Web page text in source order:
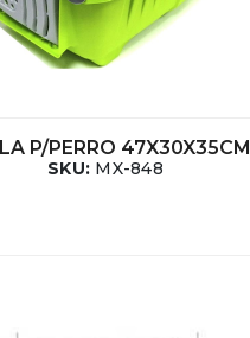
P/PERRO 47X30X35CM
SKU: MX-848